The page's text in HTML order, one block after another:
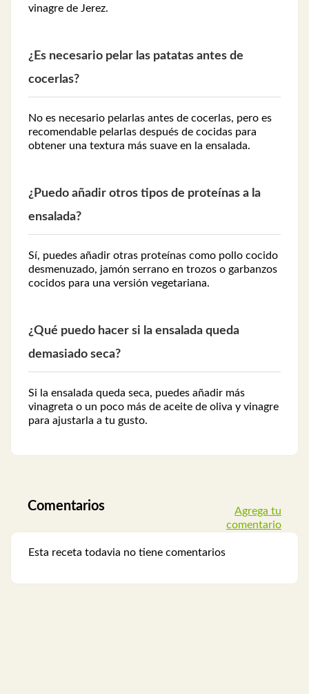
vinagre de Jerez.
¿Es necesario pelar las patatas antes de
cocerlas?
No es necesario pelarlas antes de cocerlas, pero es
recomendable pelarlas después de cocidas para
obtener una textura más suave en la ensalada.
¿Puedo añadir otros tipos de proteínas a la
ensalada?
Sí, puedes añadir otras proteínas como pollo cocido
desmenuzado, jamón serrano en trozos o garbanzos
cocidos para una versión vegetariana.
¿Qué puedo hacer si la ensalada queda
demasiado seca?
Si la ensalada queda seca, puedes añadir más
vinagreta o un poco más de aceite de oliva y vinagre
para ajustarla a tu gusto.
Comentarios
Agrega tu
comentario
Esta receta todavia no tiene comentarios